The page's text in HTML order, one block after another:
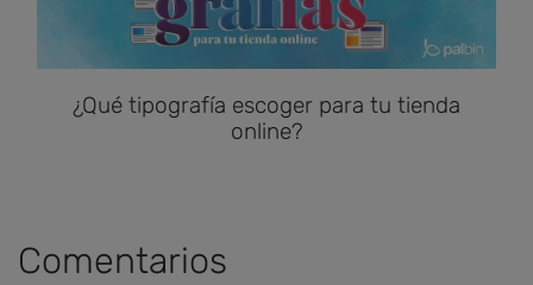
¿Qué tipografía escoger para tu tienda
online?
Comentarios